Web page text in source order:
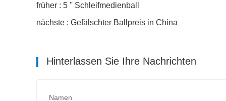
früher : 5 '' Schleifmedienball
nächste : Gefälschter Ballpreis in China
Hinterlassen Sie Ihre Nachrichten
Namen